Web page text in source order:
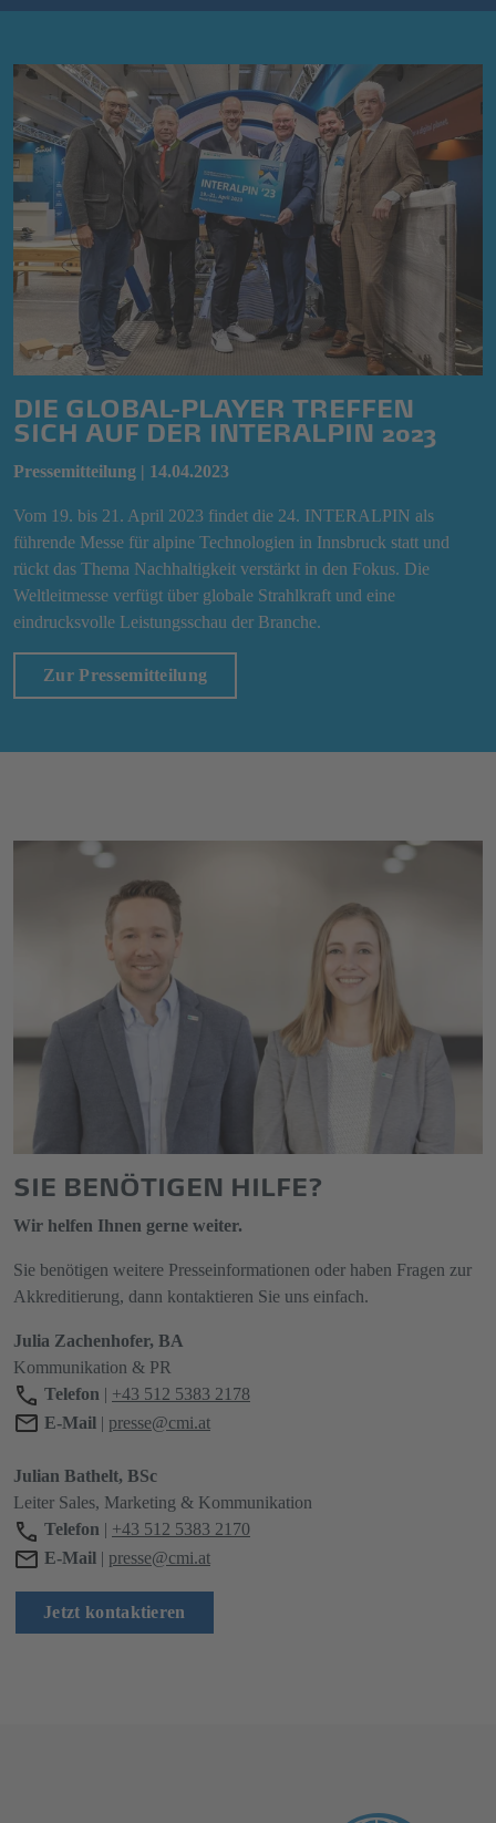
DIE GLOBAL-PLAYER TREFFEN
SICH AUF DER INTERALPIN 2023
Pressemitteilung | 14.04.2023
Vom 19. bis 21. April 2023 findet die 24. INTERALPIN als
führende Messe für alpine Technologien in Innsbruck statt und
rückt das Thema Nachhaltigkeit verstärkt in den Fokus. Die
Weltleitmesse verfügt über globale Strahlkraft und eine
eindrucksvolle Leistungsschau der Branche.
Zur Pressemitteilung
SIE BENÖTIGEN HILFE?
Wir helfen Ihnen gerne weiter.
Sie benötigen weitere Presseinformationen oder haben Fragen zur
Akkreditierung, dann kontaktieren Sie uns einfach.
Julia Zachenhofer, BA
Kommunikation & PR
Telefon | +43 512 5383 2178
E-Mail | presse@cmi.at
Julian Bathelt, BSc
Leiter Sales, Marketing & Kommunikation
Telefon | +43 512 5383 2170
E-Mail | presse@cmi.at
Jetzt kontaktieren